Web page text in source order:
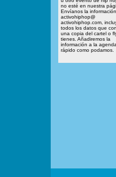
no esté en nuestra
Envíanos la
activohiphop@
activohiphop.com,
todos los datos que
una copia del cartel o
tienes. Añadiremos la
información a la
rápido como podamos.